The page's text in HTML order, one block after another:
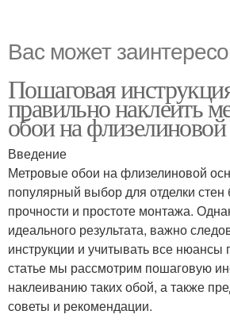
Вас может
Пошаговая
правильно наклеить
обои на
Введение
Метровые обои на флизелиновой
популярный выбор для отделки стен
прочности и простоте монтажа.
идеального результата, важно
инструкции и учитывать все нюансы
статье мы рассмотрим пошаговую
наклеиванию таких обой, а также
советы и рекомендации.